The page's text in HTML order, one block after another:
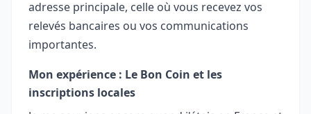
adresse principale, celle où vous recevez vos
relevés bancaires ou vos communications
importantes.
Mon expérience : Le Bon Coin et les
inscriptions locales